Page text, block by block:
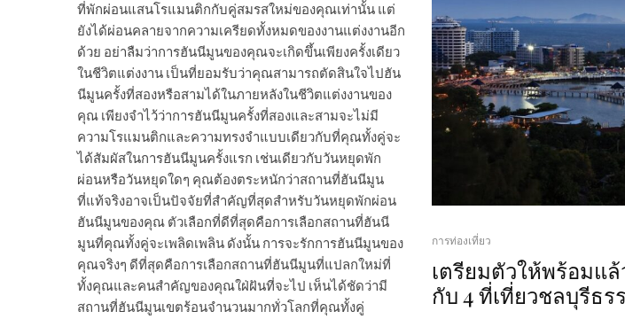
ที่พักผ่อนแสนโรแมนติกกับคู่สมรสใหม่ของคุณเท่านั้น แต่
ยังได้ผ่อนคลายจากความเครียดทั้งหมดของงานแต่งงานอีก
ด้วย อย่าลืมว่าการฮันนีมูนของคุณจะเกิดขึ้นเพียงครั้งเดียว
ในชีวิตแต่งงาน เป็นที่ยอมรับว่าคุณสามารถตัดสินใจไปฮัน
นีมูนครั้งที่สองหรือสามได้ในภายหลังในชีวิตแต่งงานของ
คุณ เพียงจำไว้ว่าการฮันนีมูนครั้งที่สองและสามจะไม่มี
ความโรแมนติกและความทรงจำแบบเดียวกับที่คุณทั้งคู่จะ
ได้สัมผัสในการฮันนีมูนครั้งแรก เช่นเดียวกับวันหยุดพัก
ผ่อนหรือวันหยุดใดๆ คุณต้องตระหนักว่าสถานที่ฮันนีมูน
ที่แท้จริงอาจเป็นปัจจัยที่สำคัญที่สุดสำหรับวันหยุดพักผ่อน
ฮันนีมูนของคุณ ตัวเลือกที่ดีที่สุดคือการเลือกสถานที่ฮันนี
มูนที่คุณทั้งคู่จะเพลิดเพลิน ดังนั้น การจะรักการฮันนีมูนของ
คุณจริงๆ ดีที่สุดคือการเลือกสถานที่ฮันนีมูนที่แปลกใหม่ที่
ทั้งคุณและคนสำคัญของคุณใฝ่ฝันที่จะไป เห็นได้ชัดว่ามี
สถานที่ฮันนีมูนเขตร้อนจำนวนมากทั่วโลกที่คุณทั้งคู่
การท่องเที่ยว
เตรียมตัวให้พร้อมแ
กับ 4 ที่เที่ยวชลบุรีธร